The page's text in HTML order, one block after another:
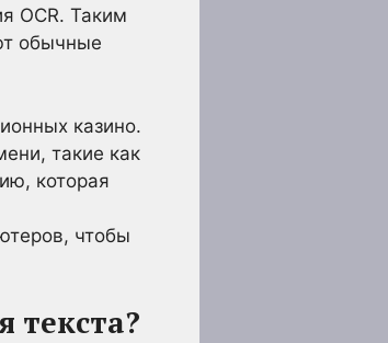
OCR. Таким
обычные
казино.
такие как
которая
чтобы
текста?